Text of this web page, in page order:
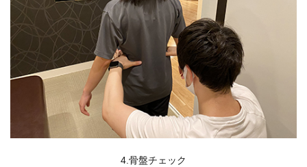
4.骨盤チェック